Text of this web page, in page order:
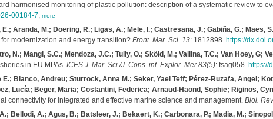
harmonised monitoring of plastic pollution: description of a systematic review to
00184-7, more
Aranda, M.; Doering, R.; Ligas, A.; Mele, I.; Castresana, J.; Gabiña, G.; Maes,
modernization and energy transition? Front. Mar. Sci. 13: 1812898. https://
N.; Mangi, S.C.; Mendoza, J.C.; Tully, O.; Sköld, M.; Vallina, T.C.; Van Hoey, G;
in EU MPAs. ICES J. Mar. Sci./J. Cons. int. Explor. Mer 83(5): fsag058. https://
Blanco, Andreu; Sturrock, Anna M.; Seker, Yael Teff; Pérez‐Ruzafa, Angel;
Lucía; Beger, Maria; Costantini, Federica; Arnaud‐Haond, Sophie; Riginos,
connectivity for integrated and effective marine science and management. Biol.
Bellodi, A.; Agus, B.; Batsleer, J.; Bekaert, K.; Carbonara, P.; Madia, M.;